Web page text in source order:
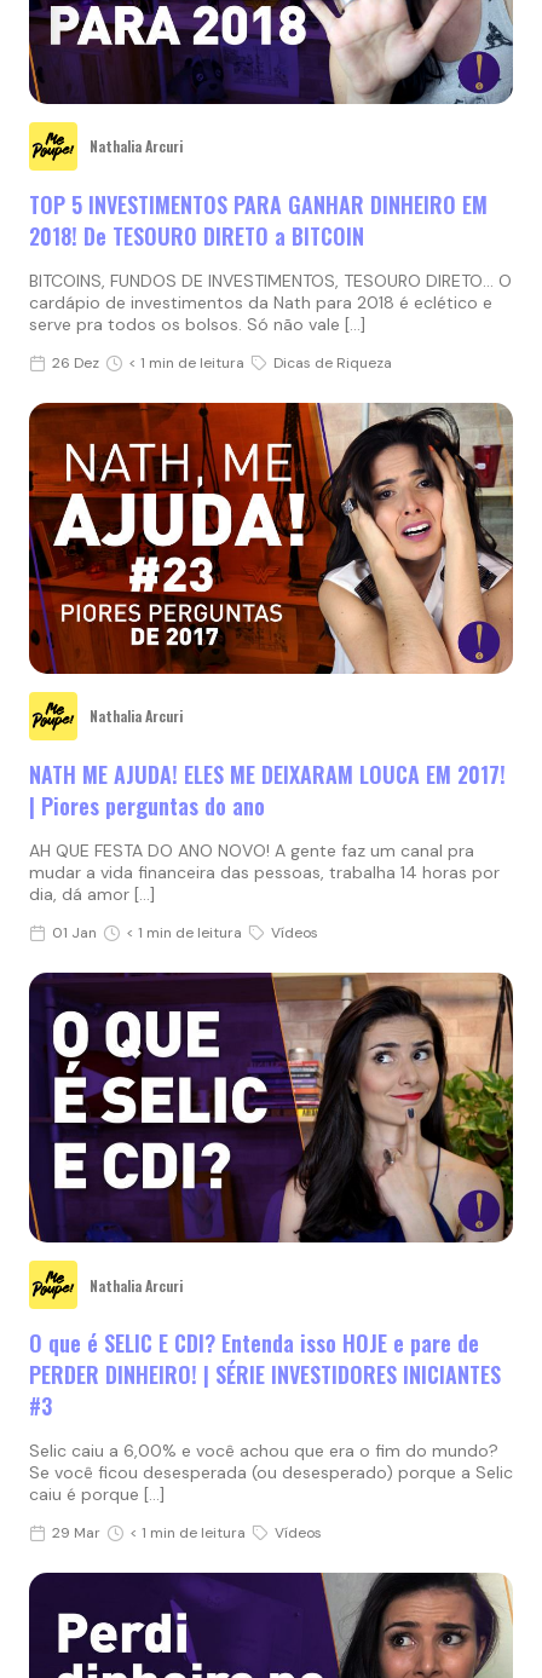
Nathalia Arcuri
TOP 5 INVESTIMENTOS PARA GANHAR DINHEIRO EM
2018! De TESOURO DIRETO a BITCOIN
BITCOINS, FUNDOS DE INVESTIMENTOS, TESOURO DIRETO… O
cardápio de investimentos da Nath para 2018 é eclético e
serve pra todos os bolsos. Só não vale […]
26 Dez < 1 min de leitura Dicas de Riqueza
Nathalia Arcuri
NATH ME AJUDA! ELES ME DEIXARAM LOUCA EM 2017!
| Piores perguntas do ano
AH QUE FESTA DO ANO NOVO! A gente faz um canal pra
mudar a vida financeira das pessoas, trabalha 14 horas por
dia, dá amor […]
01 Jan < 1 min de leitura Vídeos
Nathalia Arcuri
O que é SELIC E CDI? Entenda isso HOJE e pare de
PERDER DINHEIRO! | SÉRIE INVESTIDORES INICIANTES
#3
Selic caiu a 6,00% e você achou que era o fim do mundo?
Se você ficou desesperada (ou desesperado) porque a Selic
caiu é porque […]
29 Mar < 1 min de leitura Vídeos